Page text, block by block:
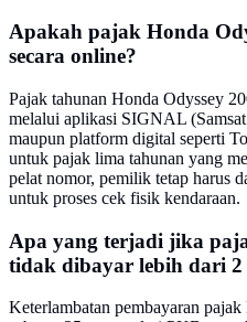
Apakah pajak Honda
secara online?
Pajak tahunan Honda Odyssey
melalui aplikasi SIGNAL
maupun platform digital seperti
untuk pajak lima tahunan yang
pelat nomor, pemilik tetap harus
untuk proses cek fisik kendaraan.
Apa yang terjadi jika
tidak dibayar lebih dari 2
Keterlambatan pembayaran